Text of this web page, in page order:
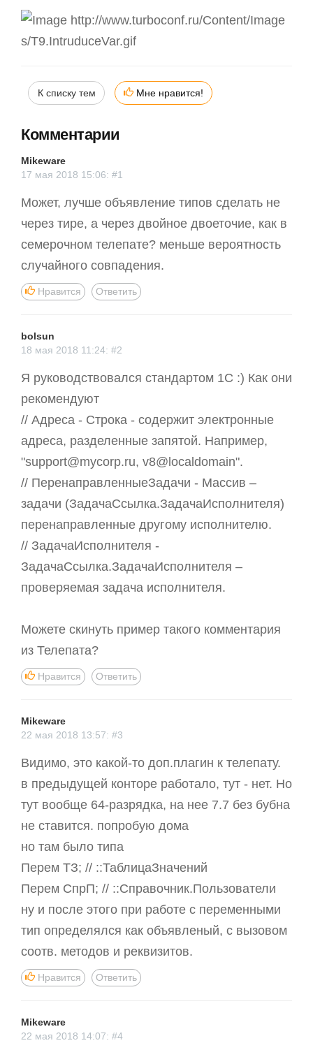
К списку тем Мне нравится!
Комментарии
Mikeware
17 мая 2018 15:06: #1
Может, лучше объявление типов сделать не
через тире, а через двойное двоеточие, как в
семерочном телепате? меньше вероятность
случайного совпадения.
Нравится Ответить
bolsun
18 мая 2018 11:24: #2
Я руководствовался стандартом 1С :) Как они
рекомендуют
// Адреса - Строка - содержит электронные
адреса, разделенные запятой. Например,
"support@mycorp.ru, v8@localdomain".
// ПеренаправленныеЗадачи - Массив –
задачи (ЗадачаСсылка.ЗадачаИсполнителя)
перенаправленные другому исполнителю.
// ЗадачаИсполнителя -
ЗадачаСсылка.ЗадачаИсполнителя –
проверяемая задача исполнителя.
Можете скинуть пример такого комментария
из Телепата?
Нравится Ответить
Mikeware
22 мая 2018 13:57: #3
Видимо, это какой-то доп.плагин к телепату.
в предыдущей конторе работало, тут - нет. Но
тут вообще 64-разрядка, на нее 7.7 без бубна
не ставится. попробую дома
но там было типа
Перем ТЗ; // ::ТаблицаЗначений
Перем СпрП; // ::Справочник.Пользователи
ну и после этого при работе с переменными
тип определялся как объявленый, с вызовом
соотв. методов и реквизитов.
Нравится Ответить
Mikeware
22 мая 2018 14:07: #4